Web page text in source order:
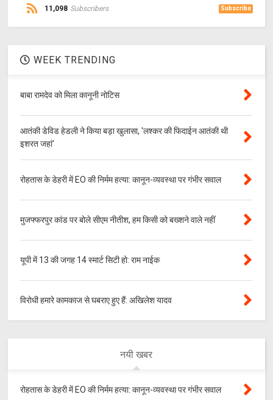
11,098 Subscribers Subscribe
WEEK TRENDING
बाबा रामदेव को मिला कानूनी नोटिस
आतंकी डेविड हेडली ने किया बड़ा खुलासा, 'लश्‍कर की फिदाईन आतंकी थी
इशरत जहां'
रोहतास के डेहरी में EO की निर्मम हत्या: कानून-व्यवस्था पर गंभीर सवाल
मुजफ्फरपुर कांड पर बोले सीएम नीतीश, हम किसी को बख्शने वाले नहीं
यूपी में 13 की जगह 14 स्मार्ट सिटी हो: राम नाईक
विरोधी हमारे कामकाज से घबराए हुए हैं: अखिलेश यादव
नयी खबर
रोहतास के डेहरी में EO की निर्मम हत्या: कानून-व्यवस्था पर गंभीर सवाल